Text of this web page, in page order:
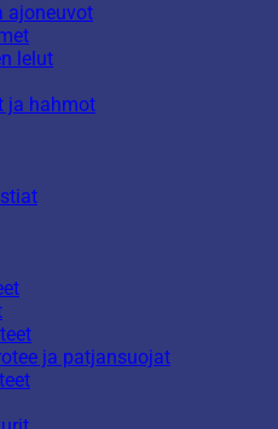
ajoneuvot
lelut
ja hahmot
ja patjansuojat